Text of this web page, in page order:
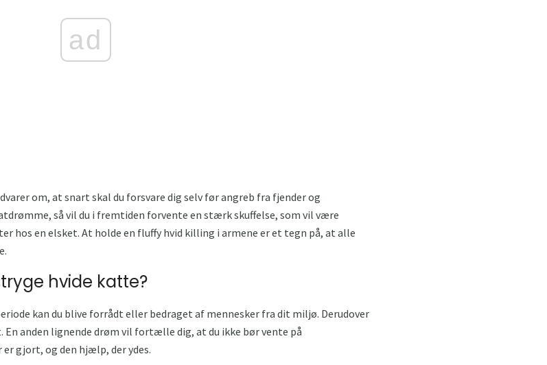
ad
om, at snart skal du forsvare dig selv før angreb fra fjender og
så vil du i fremtiden forvente en stærk skuffelse, som vil være
hos en elsket. At holde en fluffy hvid killing i armene er et tegn på, at alle
hvide katte?
kan du blive forrådt eller bedraget af mennesker fra dit miljø. Derudover
anden lignende drøm vil fortælle dig, at du ikke bør vente på
gjort, og den hjælp, der ydes.